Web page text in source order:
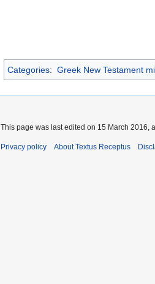
Categories: Greek New Testament
This page was last edited on 15 March 2016,
Privacy policy About Textus Receptus